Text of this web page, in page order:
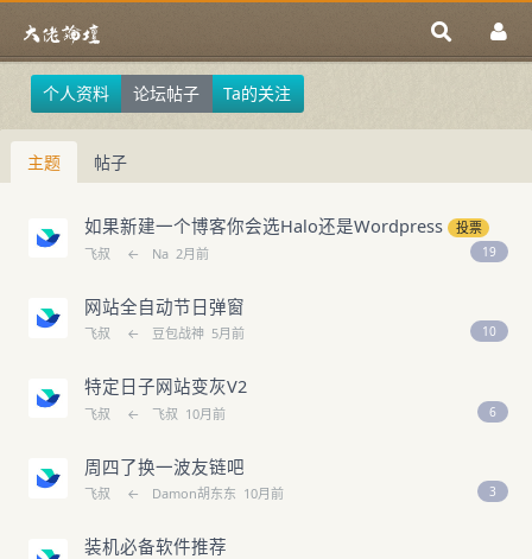
个人资料 论坛帖子 Ta的关注
主题 帖子
如果新建一个博客你会选Halo还是Wordpress
投票
飞叔
← Na 2月前 19
网站全自动节日弹窗
飞叔 ← 豆包战神 5月前 10
特定日子网站变灰V2
飞叔 ← 飞叔 10月前 6
周四了换一波友链吧
飞叔 ← Damon胡东东 10月前 3
装机必备软件推荐